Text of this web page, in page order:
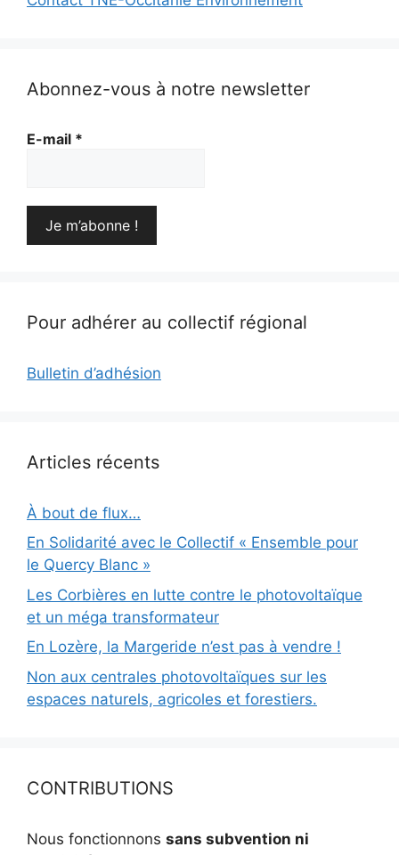
Abonnez-vous à notre newsletter
E-mail *
Pour adhérer au collectif régional
Bulletin d’adhésion
Articles récents
À bout de flux…
En Solidarité avec le Collectif « Ensemble pour
le Quercy Blanc »
Les Corbières en lutte contre le photovoltaïque
et un méga transformateur
En Lozère, la Margeride n’est pas à vendre !
Non aux centrales photovoltaïques sur les
espaces naturels, agricoles et forestiers.
CONTRIBUTIONS
Nous fonctionnons sans subvention ni